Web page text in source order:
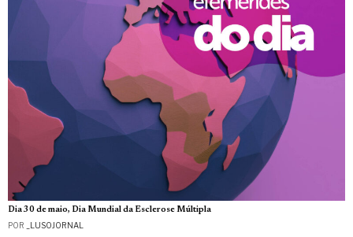
Dia 30 de maio, Dia Mundial da Esclerose Múltipla
POR _LUSOJORNAL